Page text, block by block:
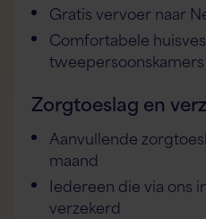
Gratis vervoer naar
Comfortabele
Zorgtoeslag en
Aanvullende
maand
Iedereen die via ons
verzekerd